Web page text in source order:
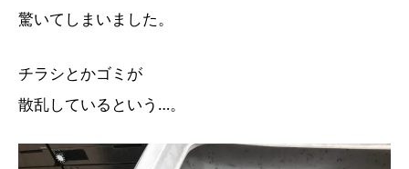
驚いてしまいました。
チラシとかゴミが
散乱しているという…。